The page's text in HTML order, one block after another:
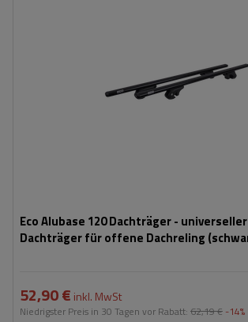
Eco Alubase 120 Dachträger -
Dachträger für offene Dachreling
52,90 € inkl. MwSt
Niedrigster Preis in 30 Tagen vor Rabatt: 62,19 € -14%